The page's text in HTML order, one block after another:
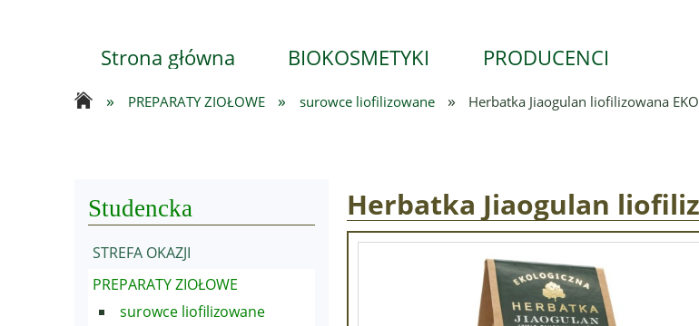
Strona główna BIOKOSMETYKI PRODUCENCI
» PREPARATY ZIOŁOWE » surowce liofilizowane » Herbatka Jiaogulan liofilizowana
Studencka
STREFA OKAZJI
PREPARATY ZIOŁOWE
surowce liofilizowane
Herbatka Jiaogulan